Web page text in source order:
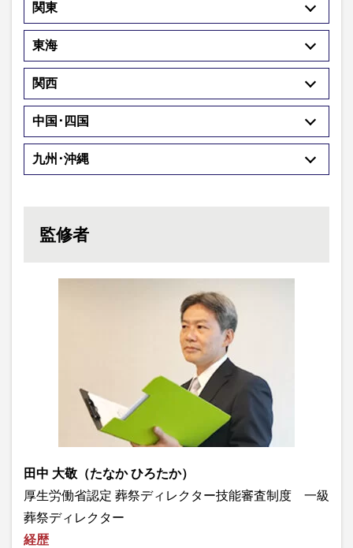
関東
東海
関西
中国･四国
九州･沖縄
監修者
田中 大敬（たなか ひろたか）
厚生労働省認定 葬祭ディレクター技能審査制度 一級
葬祭ディレクター
経歴